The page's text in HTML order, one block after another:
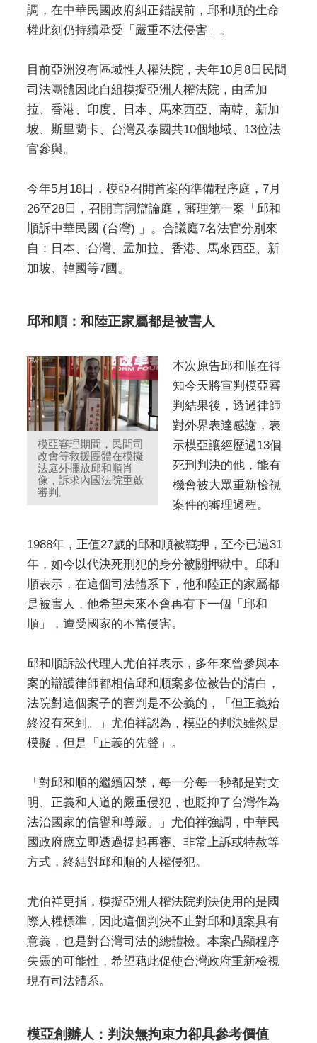
調，在中華民國政府糾正錯誤前，邱和順的生命
權此刻仍持續承受「嚴重不法侵害」。
目前亞洲沒有區域性人權法院，去年10月8日民間
司法團體因此自組模擬亞洲人權法院，由孟加
拉、香港、印度、日本、馬來西亞、南韓、新加
坡、斯里蘭卡、台灣及泰國共10個地域、13位法
官參與。
今年5月18日，模亞召開首案的準備程序庭，7月
26至28日，召開言詞辯論庭，審理第一案「邱和
順訴中華民國 (台灣) 」。合議庭7名法官分別來
自：日本、台灣、孟加拉、香港、馬來西亞、新
加坡、韓國等7國。
邱和順：和陸正家屬都是被害人
模亞審理期間，民間司
改會等救援團體在模擬
法庭外擺放邱和順肖
像，訴求內國法院重啟
審判。
本次原告邱和順在得
知今天將宣判模亞審
判結果後，透過律師
對外界表達感謝，表
示模亞讓經歷過13個
死刑判決的他，能有
機會被大眾重新檢視
案件的審理過程。
1988年，正值27歲的邱和順被羈押，至今已過31
年，如今以代決死刑犯的身分被關押獄中。邱和
順表示，在這個司法體系下，他和陸正的家屬都
是被害人，他希望未來不會再有下一個「邱和
順」，遭受國家的不當侵害。
邱和順訴訟代理人尤伯祥表示，多年來曾參與本
案的辯護律師都相信邱和順案多位被告的清白，
法院對這個案子的審判是不公義的，「但正義始
終沒有來到。」尤伯祥認為，模亞的判決雖然是
模擬，但是「正義的先聲」。
「對邱和順的繼續囚禁，每一分每一秒都是對文
明、正義和人道的嚴重侵犯，也貶抑了台灣作為
法治國家的信譽和尊嚴。」尤伯祥強調，中華民
國政府應立即透過提起再審、非常上訴或特赦等
方式，終結對邱和順的人權侵犯。
尤伯祥更指，模擬亞洲人權法院判決使用的是國
際人權標準，因此這個判決不止對邱和順案具有
意義，也是對台灣司法的總體檢。本案凸顯程序
失靈的可能性，希望藉此促使台灣政府重新檢視
現有司法體系。
模亞創辦人：判決無拘束力卻具參考價值